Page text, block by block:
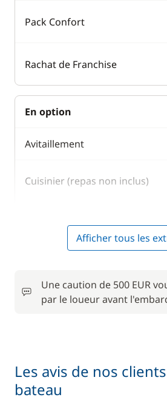
Pack Confort
Rachat de Franchise
En option
Avitaillement
Cuisinier (repas non inclus)
Hôtesse (repas non inclus)
Paddle
Afficher tous les
Une caution de 500 EUR
par le loueur avant
Les avis de nos
bateau